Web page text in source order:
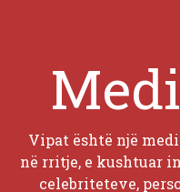
Vipat është një
në rritje, e kushtuar
celebriteteve,